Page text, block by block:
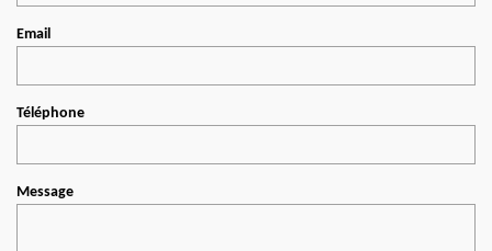
Email
Téléphone
Message